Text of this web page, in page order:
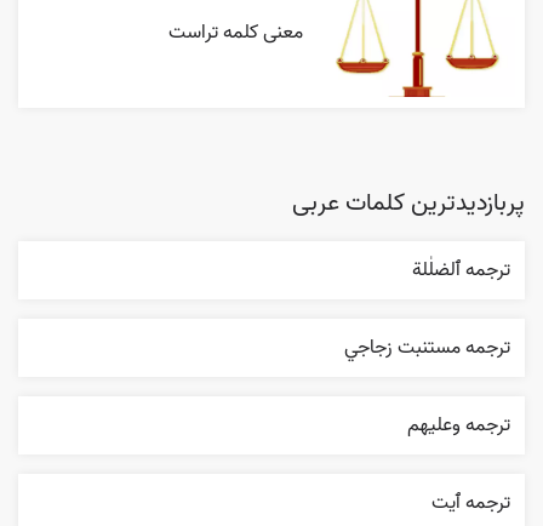
معنی کلمه تراست
پربازدیدترین کلمات عربی
ترجمه ٱلضلٰلة
ترجمه مستنبت زجاجي
ترجمه وعليهم
ترجمه ٱیت